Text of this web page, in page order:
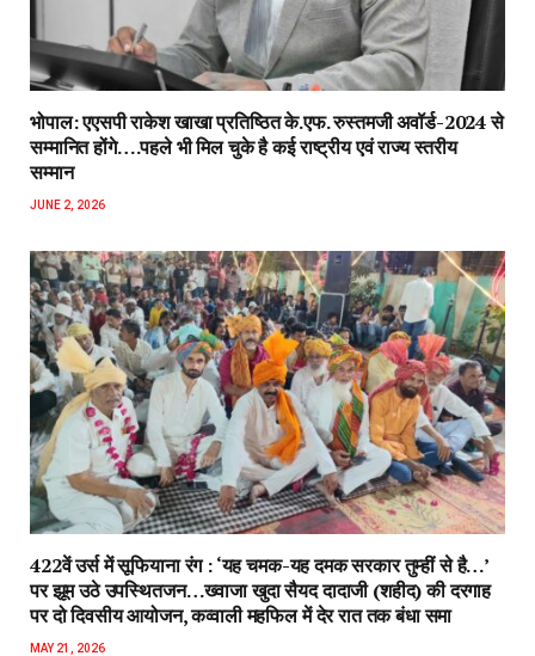
भोपाल: एएसपी राकेश‌ खाखा प्रतिष्ठित के.एफ. रुस्तमजी अवॉर्ड-2024 से
सम्मानित होंगे….पहले भी मिल चुके है कई राष्ट्रीय एवं राज्य स्तरीय
सम्मान
JUNE 2, 2026
422वें उर्स में सूफियाना रंग : ‘यह चमक-यह दमक सरकार तुम्हीं से है…’
पर झूम उठे उपस्थितजन…ख्वाजा खुदा सैयद दादाजी (शहीद) की दरगाह
पर दो दिवसीय आयोजन, कव्वाली महफिल में देर रात तक बंधा समा
MAY 21, 2026